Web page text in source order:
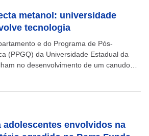
metanol: universidade
tecnologia
e do Programa de Pós-
(PPGQ) da Universidade Estadual da
no desenvolvimento de um canudo
envolvidos na